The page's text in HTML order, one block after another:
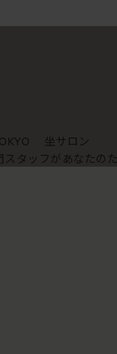
坐サロン
タッフがあなたの